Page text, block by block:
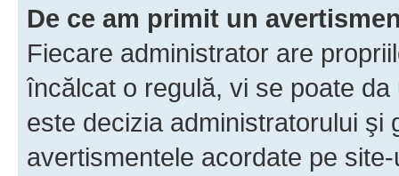
De ce am primit un
Fiecare administrator are
încălcat o regulă, vi se poate
este decizia administratorului şi
avertismentele acordate pe